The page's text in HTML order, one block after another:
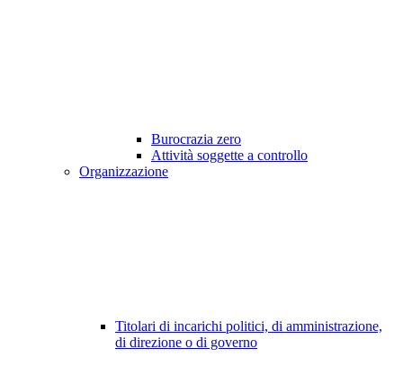
Burocrazia zero
Attività soggette a controllo
Organizzazione
Titolari di incarichi politici, di amministrazione,
di direzione o di governo